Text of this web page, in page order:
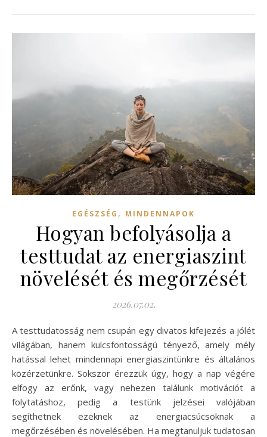
EGÉSZSÉG , MINDENNAPOK
Hogyan befolyásolja a
testtudat az energiaszint
növelését és megőrzését
2026.07.02.
A testtudatosság nem csupán egy divatos kifejezés a jólét
világában, hanem kulcsfontosságú tényező, amely mély
hatással lehet mindennapi energiaszintünkre és általános
közérzetünkre. Sokszor érezzük úgy, hogy a nap végére
elfogy az erőnk, vagy nehezen találunk motivációt a
folytatáshoz, pedig a testünk jelzései valójában
segíthetnek ezeknek az energiacsúcsoknak a
megőrzésében és növelésében. Ha megtanuljuk tudatosan